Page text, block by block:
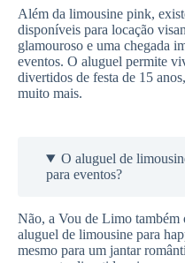
Além da limousine pink,
disponíveis para locação
glamouroso e uma chegada
eventos. O aluguel permite
divertidos de festa de 15
muito mais.
O aluguel de
para eventos?
Não, a Vou de Limo também
aluguel de limousine para
mesmo para um jantar